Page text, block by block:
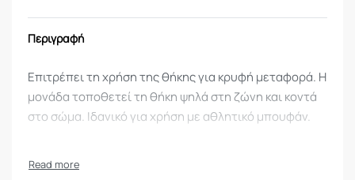
Περιγραφή
Επιτρέπει τη χρήση της θήκης για κρυφή μεταφορά. Η
μονάδα τοποθετεί τη θήκη ψηλά στη ζώνη και κοντά
στο σώμα. Ιδανικό για χρήση με αθλητικό μπουφάν.